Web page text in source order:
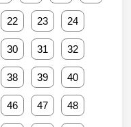
22 23 24
30 31 32
38 39 40
46 47 48